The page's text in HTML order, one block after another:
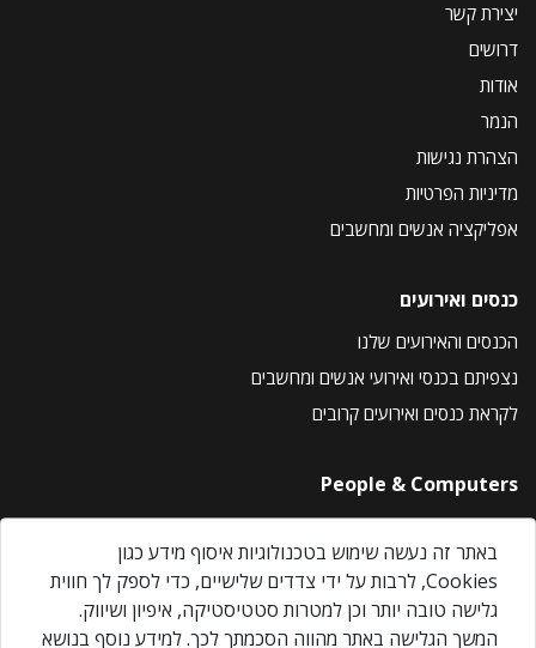
יצירת קשר
דרושים
אודות
הנמר
הצהרת נגישות
מדיניות הפרטיות
אפליקציה אנשים ומחשבים
כנסים ואירועים
הכנסים והאירועים שלנו
נצפיתם בכנסי ואירועי אנשים ומחשבים
לקראת כנסים ואירועים קרובים
People & Computers
About Us
Privacy Policy
Contact Us
Our Events
באתר זה נעשה שימוש בטכנולוגיות איסוף מידע כגון
Cookies, לרבות על ידי צדדים שלישיים, כדי לספק לך חווית
גלישה טובה יותר וכן למטרות סטטיסטיקה, איפיון ושיווק.
המשך הגלישה באתר מהווה הסכמתך לכך. למידע נוסף בנושא